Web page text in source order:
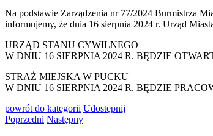
Na podstawie Zarządzenia nr 77/2024 Burmistrza
informujemy, że dnia 16 sierpnia 2024 r. Urząd
URZĄD STANU CYWILNEGO
W DNIU 16 SIERPNIA 2024 R. BĘDZIE
STRAŻ MIEJSKA W PUCKU
W DNIU 16 SIERPNIA 2024 R. BĘDZIE
powrót do kategorii Udostępnij
Poprzedni Następny